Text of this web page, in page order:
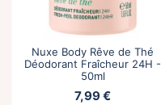
Nuxe Body Rêve de Thé
Déodorant Fraîcheur 24H -
50ml
7,99 €